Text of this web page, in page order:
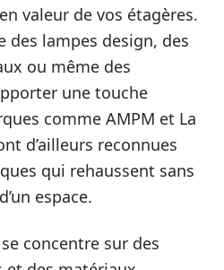
valeur de vos étagères.
des lampes design, des
ou même des
une touche
comme AMPM et La
d’ailleurs reconnues
qui rehaussent sans
espace.
concentre sur des